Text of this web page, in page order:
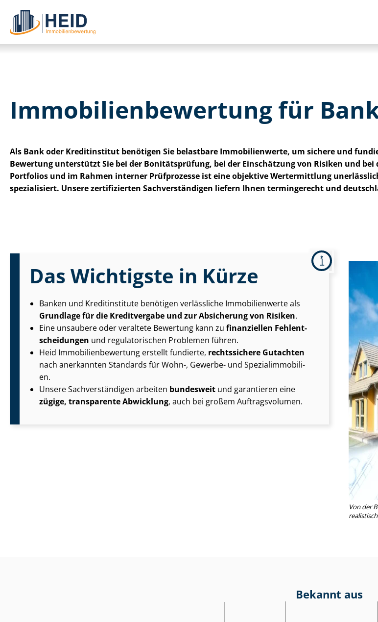
Im­mo­bi­li­en­be­wer­tung für
Als Bank oder Kreditinstitut benötigen Sie belastbare Immobilienwerte, um sichere und
Bewertung unterstützt Sie bei der Bonitätsprüfung, bei der Einschätzung von Risiken und
Portfolios und im Rahmen interner Prüfprozesse ist eine objektive Wertermittlung
spezialisiert. Unsere zertifizierten Sach­ver­stän­di­gen liefern Ihnen termingerecht und
Das Wichtigste in Kürze
Banken und Kreditinstitute benötigen verlässliche Immobilienwerte als
Grundlage für die Kreditvergabe und zur Absicherung von Risiken.
Eine unsaubere oder veraltete Bewertung kann zu finanziellen Fehl­ent­
schei­dun­gen und regulatorischen Problemen führen.
Heid Im­mo­bi­li­en­be­wer­tung erstellt fundierte, rechtssichere Gutachten
nach anerkannten Standards für Wohn-, Gewerbe- und Spe­zi­al­im­mo­bi­li­
en.
Unsere Sach­ver­stän­di­gen arbeiten bundesweit und garantieren eine
zügige, transparente Abwicklung, auch bei großem Auftragsvolumen.
Von der
Bekannt aus